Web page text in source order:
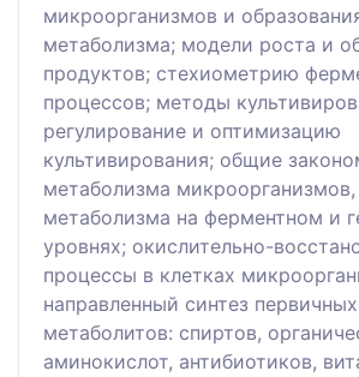
микроорганизмов и
метаболизма; модели роста и
продуктов; стехиометрию
процессов; методы
регулирование и оптимизацию
культивирования; общие
метаболизма
метаболизма на ферментном и
уровнях; окислительно-
процессы в клетках
направленный синтез
метаболитов: спиртов,
аминокислот, антибиотиков,